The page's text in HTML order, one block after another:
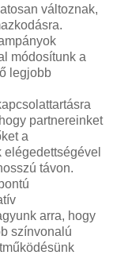
változnak,
módosítunk a
legjobb
partnereinket
a
távon.
arra, hogy
színvonalú